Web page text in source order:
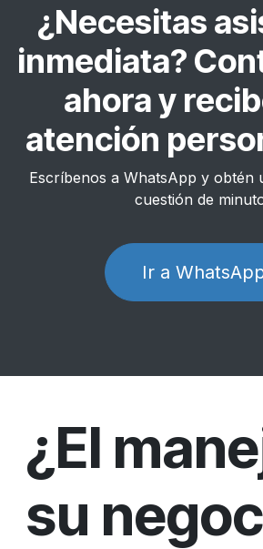
¿Necesitas
inmediata?
ahora y
atención
Escríbenos a WhatsApp y obtén
cuestión de
Ir a
¿El
su